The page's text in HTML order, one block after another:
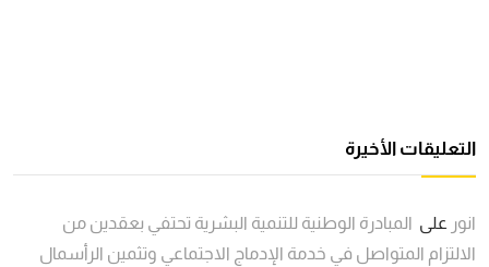
التعليقات الأخيرة
انور على المبادرة الوطنية للتنمية البشرية تحتفي بعقدين من
الالتزام المتواصل في خدمة الإدماج الاجتماعي وتثمين الرأسمال